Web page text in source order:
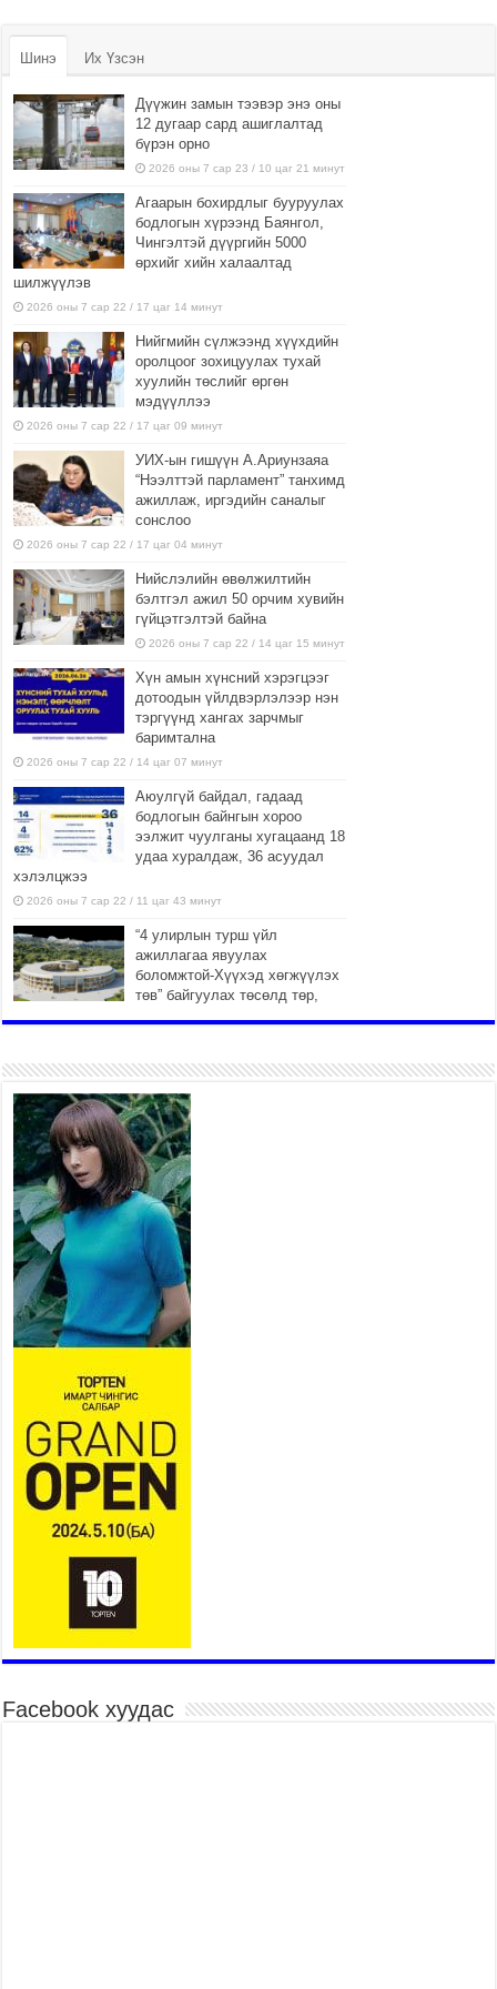
Шинэ Их Үзсэн
Дүүжин замын тээвэр энэ оны
12 дугаар сард ашиглалтад
бүрэн орно
2026 оны 7 сар 23 / 10 цаг 21 минут
Агаарын бохирдлыг бууруулах
бодлогын хүрээнд Баянгол,
Чингэлтэй дүүргийн 5000
өрхийг хийн халаалтад
шилжүүлэв
2026 оны 7 сар 22 / 17 цаг 14 минут
Нийгмийн сүлжээнд хүүхдийн
оролцоог зохицуулах тухай
хуулийн төслийг өргөн
мэдүүллээ
2026 оны 7 сар 22 / 17 цаг 09 минут
УИХ-ын гишүүн А.Ариунзаяа
“Нээлттэй парламент” танхимд
ажиллаж, иргэдийн саналыг
сонслоо
2026 оны 7 сар 22 / 17 цаг 04 минут
Нийслэлийн өвөлжилтийн
бэлтгэл ажил 50 орчим хувийн
гүйцэтгэлтэй байна
2026 оны 7 сар 22 / 14 цаг 15 минут
Хүн амын хүнсний хэрэгцээг
дотоодын үйлдвэрлэлээр нэн
тэргүүнд хангах зарчмыг
баримтална
2026 оны 7 сар 22 / 14 цаг 07 минут
Аюулгүй байдал, гадаад
бодлогын байнгын хороо
ээлжит чуулганы хугацаанд 18
удаа хуралдаж, 36 асуудал
хэлэлцжээ
2026 оны 7 сар 22 / 11 цаг 43 минут
“4 улирлын турш үйл
ажиллагаа явуулах
боломжтой-Хүүхэд хөгжүүлэх
төв” байгуулах төсөлд төр,
Б.Пүрэвдагва: “Урт цагаан”-ыг
залуучууд чөлөөт цагаа
өнгөрүүлдэг, жуулчид зорьж
ирдэг цэг болгоно
2026 оны 7 сар 21 / 16 цаг 47 минут
Тусгай замын автобус /BRT/
төслийн удирдах хорооны
ээлжит хуралдаан боллоо
2026 оны 7 сар 21 / 16 цаг 43 минут
Ерөнхий сайд Н.Учрал БНХАУ-аас Монгол Улсад
суугаа Элчин сайд Шэнь Миньжюанийг хүлээн
авч уулзав
2026 оны 7 сар 21 / 16 цаг 39 минут
БҮГД НАЙРАМДАХ ТАЖИКИСТАН УЛСТАЙ
ЭДИЙН ЗАСГИЙН ХАМТЫН АЖИЛЛАГААГ
ӨРГӨЖҮҮЛНЭ
2026 оны 7 сар 21 / 16 цаг 34 минут
26,992 суралцагч хотхоны бага сургуульд, 8100
суралцагч төрөлжсөн ахлах сургуульд
2026 оны 7 сар 21 / 13 цаг 43 минут
COP17 хурлын үеэрх замын хөдөлгөөн, нийтийн
тээврийн зохицуулалт, сургууль, цэцэрлэг, зах,
худалдааны төвийн ажиллах хуваарийг гаргаж,
иргэдэд мэдээлэхийг үүрэг болголоо
Гэр бүлийн хэрэг шүүхэд хянан шийдвэрлэх
Facebook хуудас